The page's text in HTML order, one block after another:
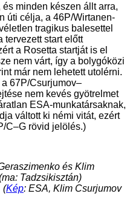
minden készen állt arra,
úti célja, a 46P/Wirtanen-
tragikus balesettel
tervezett start előtt
a Rosetta startját is el
nem várt, így a bolygóközi
már nem lehetett utolérni.
67P/Csurjumov–
nem kevés gyötrelmet
ESA-munkatársaknak,
váltott ki némi vitát, ezért
C–G rövid jelölés.)
és Klim
Tadzsikisztán)
(Kép: ESA, Klim Csurjumov